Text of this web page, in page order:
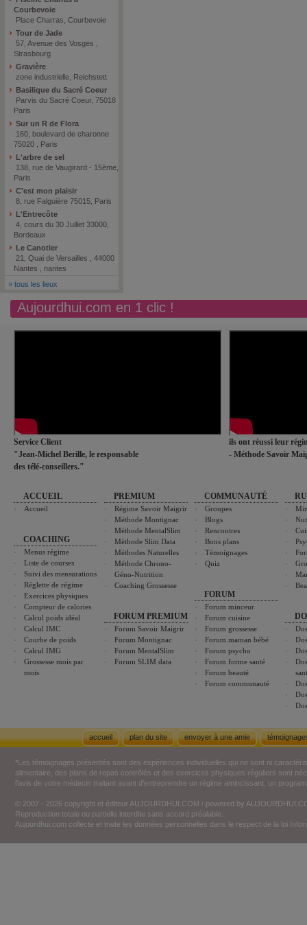
Courbevoie
Place Charras, Courbevoie
Tour de Jade
57, Avenue des Vosges ,
Strasbourg
Gravière
zone industrielle, Reichstett
Basilique du Sacré Coeur
Parvis du Sacré Coeur, 75018
Paris
Sur un R de Flora
160, boulevard de charonne
75020 , Paris
L'arbre de sel
138, rue de Vaugirard - 15ème,
Paris
C'est mon plaisir
8, rue Falguière 75015, Paris
L'Entrecôte
4, cours du 30 Juillet 33000,
Bordeaux
Le Canotier
21, Quai de Versailles , 44000
Nantes , nantes
» tous les lieux
Aujourdhui.com en 1 clic !
Service Client
"Jean-Michel Berille, le responsable
des télé-conseillers."
ils ont réussi leur
- Méthode Savoir
ACCUEIL
Accueil
COACHING
Menus régime
Liste de courses
Suivi des mensurations
Réglette de régime
Exercices physiques
Compteur de calories
Calcul poids idéal
Calcul IMC
Courbe de poids
Calcul IMG
Grossesse mois par
mois
PREMIUM
Régime Savoir Maigrir
Méthode Montignac
Méthode MentalSlim
Méthode Slim Data
Méthodes Naturelles
Méthode Chrono-
Géno-Nutrition
Coaching Grossesse
FORUM PREMIUM
Forum Savoir Maigrir
Forum Montignac
Forum MentalSlim
Forum SLIM data
COMMUNAUTÉ
Groupes
Blogs
Rencontres
Bons plans
Témoignages
Quiz
FORUM
Forum minceur
Forum cuisine
Forum grossesse
Forum maman bébé
Forum psycho
Forum forme santé
Forum beauté
Forum communauté
accueil plan du site envoyer à une amie
*Les témoignages présentés sont des expériences individuelles qui ne sont ni
alimentaire, des plans de repas contrôlés et des exercices physiques réguliers sont
l'avis de votre médecin traitant avant d'entreprendre un régime amincissant, un
© 2007 - 2026 copyright et éditeur AUJOURDHUI.COM / powered by
Reproduction totale ou partielle interdite sans accord préalable.
Aujourdhui.com collecte et traite les données personnelles dans le respect de la loi